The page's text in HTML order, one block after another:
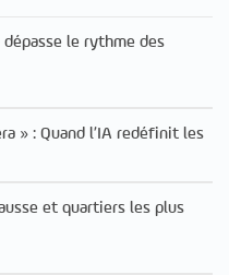
le rythme des
» : Quand l’IA redéfinit les
et quartiers les plus